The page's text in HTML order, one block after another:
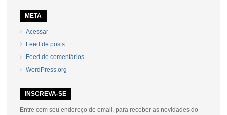
META
Acessar
Feed de posts
Feed de comentários
WordPress.org
INSCREVA-SE
Entre com seu endereço de email, para receber as novidades do